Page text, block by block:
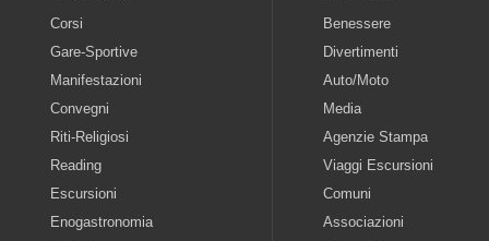
Corsi
Gare-Sportive
Manifestazioni
Convegni
Riti-Religiosi
Reading
Escursioni
Enogastronomia
Benessere
Divertimenti
Auto/Moto
Media
Agenzie Stampa
Viaggi Escursioni
Comuni
Associazioni